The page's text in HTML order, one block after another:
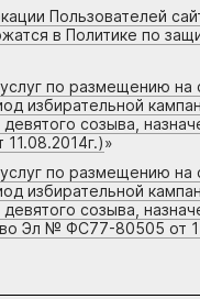
Пользователей
в Политике по
по размещению
избирательной
созыва,
»
по размещению
избирательной
созыва,
Эл № ФС77-80505 от